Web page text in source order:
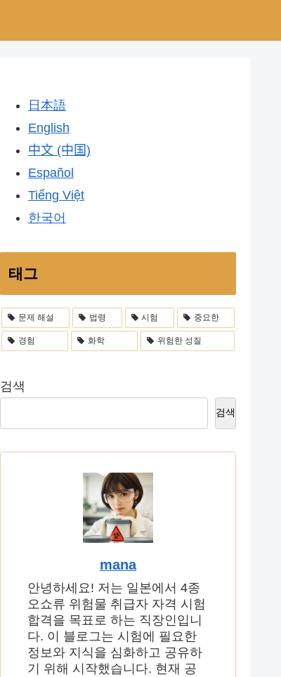
日本語
English
中文 (中国)
Español
Tiếng Việt
한국어
태그
문제 해설 법령 시험 중요한
경험 화학 위험한 성질
검색
검색
mana
안녕하세요! 저는 일본에서 4종
오쇼류 위험물 취급자 자격 시험
합격을 목표로 하는 직장인입니
다. 이 블로그는 시험에 필요한
정보와 지식을 심화하고 공유하
기 위해 시작했습니다. 현재 공